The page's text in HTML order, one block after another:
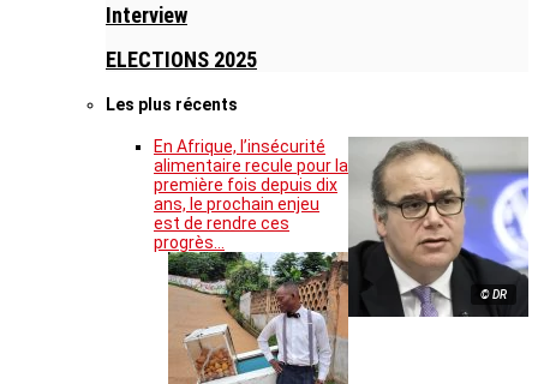
Interview
ELECTIONS 2025
Les plus récents
© DR
En Afrique, l’insécurité
alimentaire recule pour la
première fois depuis dix
ans, le prochain enjeu
est de rendre ces
progrès…